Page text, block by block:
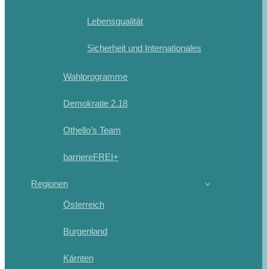
Lebensqualität
Sicherheit und Internationales
Wahlprogramme
Demokratie 2.18
Othello’s Team
barriereFREI+
Regionen
Österreich
Burgenland
Kärnten